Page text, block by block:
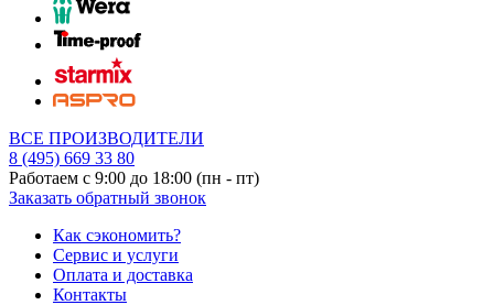
ВСЕ ПРОИЗВОДИТЕЛИ
8 (495) 669 33 80
Работаем с 9:00 до 18:00 (пн - пт)
Заказать обратный звонок
Как сэкономить?
Сервис и услуги
Оплата и доставка
Контакты